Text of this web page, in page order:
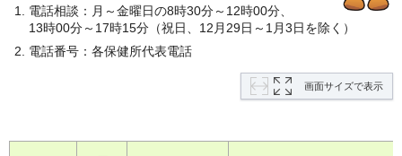
電話相談：月～金曜日の8時30分～12時00分、
13時00分～17時15分（祝日、12月29日～1月3日を除く）
電話番号：各保健所代表電話
画面サイズで表示